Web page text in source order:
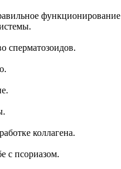
функционирование
сперматозоидов.
коллагена.
с псориазом.